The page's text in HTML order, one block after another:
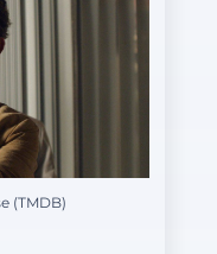
(TMDB)